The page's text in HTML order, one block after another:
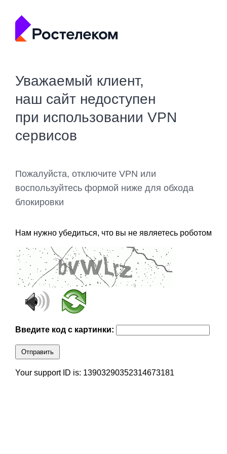
Уважаемый клиент,
наш сайт недоступен
при использовании VPN
сервисов
Пожалуйста, отключите VPN или
воспользуйтесь формой ниже для обхода
блокировки
Нам нужно убедиться, что вы не являетесь роботом
Введите код с картинки:
Отправить
Your support ID is: 13903290352314673181